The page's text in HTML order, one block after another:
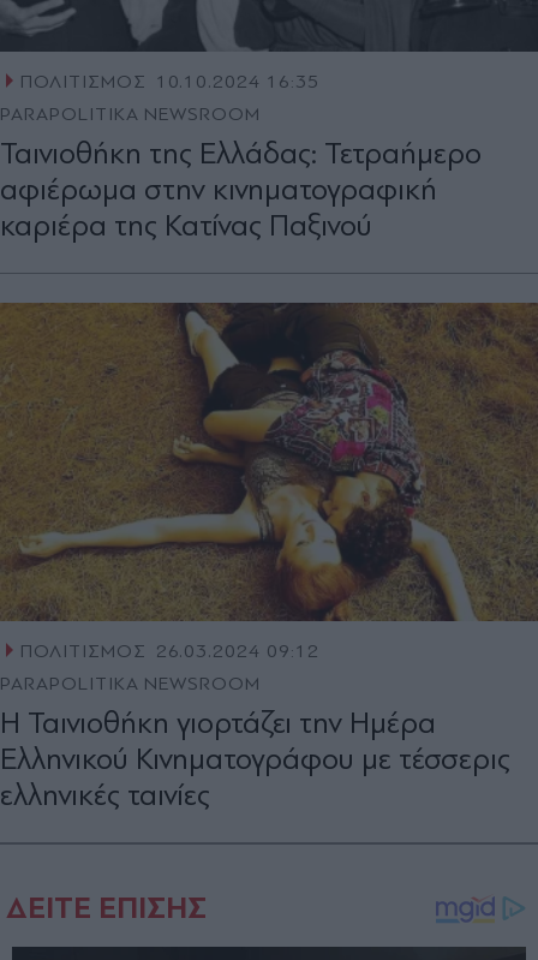
ΠΟΛΙΤΙΣΜΟΣ
10.10.2024 16:35
PARAPOLITIKA NEWSROOM
Ταινιοθήκη της Ελλάδας: Τετραήμερο
αφιέρωμα στην κινηματογραφική
καριέρα της Κατίνας Παξινού
ΠΟΛΙΤΙΣΜΟΣ
26.03.2024 09:12
PARAPOLITIKA NEWSROOM
Η Ταινιοθήκη γιορτάζει την Ημέρα
Ελληνικού Κινηματογράφου με τέσσερις
ελληνικές ταινίες